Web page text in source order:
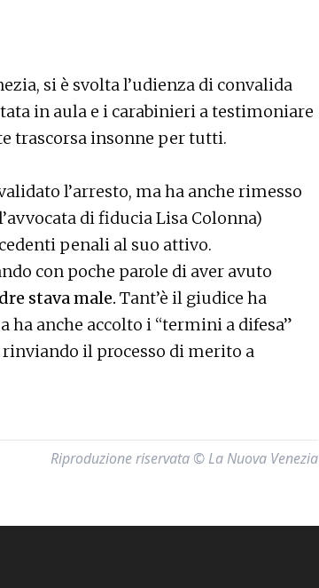
si è svolta l’udienza di convalida
in aula e i carabinieri a testimoniare
trascorsa insonne per tutti.
l’arresto, ma ha anche rimesso
di fiducia Lisa Colonna)
penali al suo attivo.
con poche parole di aver avuto
stava male. Tant’è il giudice ha
anche accolto i “termini a difesa”
il processo di merito a
Riproduzione riservata © La Nuova Venezia